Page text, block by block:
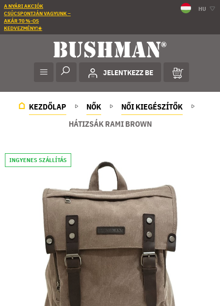
A NYÁRI AKCIÓK
CSÚCSPONTJÁN VAGYUNK –
AKÁR 70 %-OS
KEDVEZMÉNY!☀️
HU
JELENTKEZZ BE
KEZDŐLAP NŐK
NŐI KIEGÉSZÍTŐK
HÁTIZSÁK RAMI BROWN
INGYENES SZÁLLÍTÁS